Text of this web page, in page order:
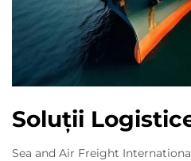
Soluții
Sea and Air Freight